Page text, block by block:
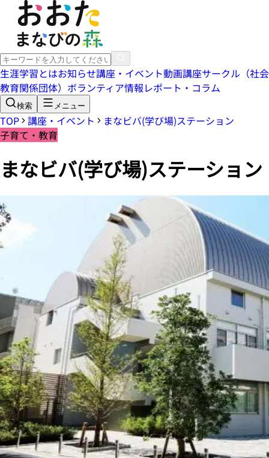
生涯学習とはお知らせ講座・イベント動画講座サークル（社会
教育関係団体） ボランティア情報レポート・コラム
検索 メニュー
TOP 講座・イベント
まなビバ(学び場)ステーション
子育て・教育
まなビバ(学び場)ステーション